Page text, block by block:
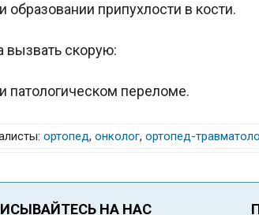
образовании припухлости в кости.
вызвать скорую:
патологическом переломе.
ортопед, онколог, ортопед-
НА НАС